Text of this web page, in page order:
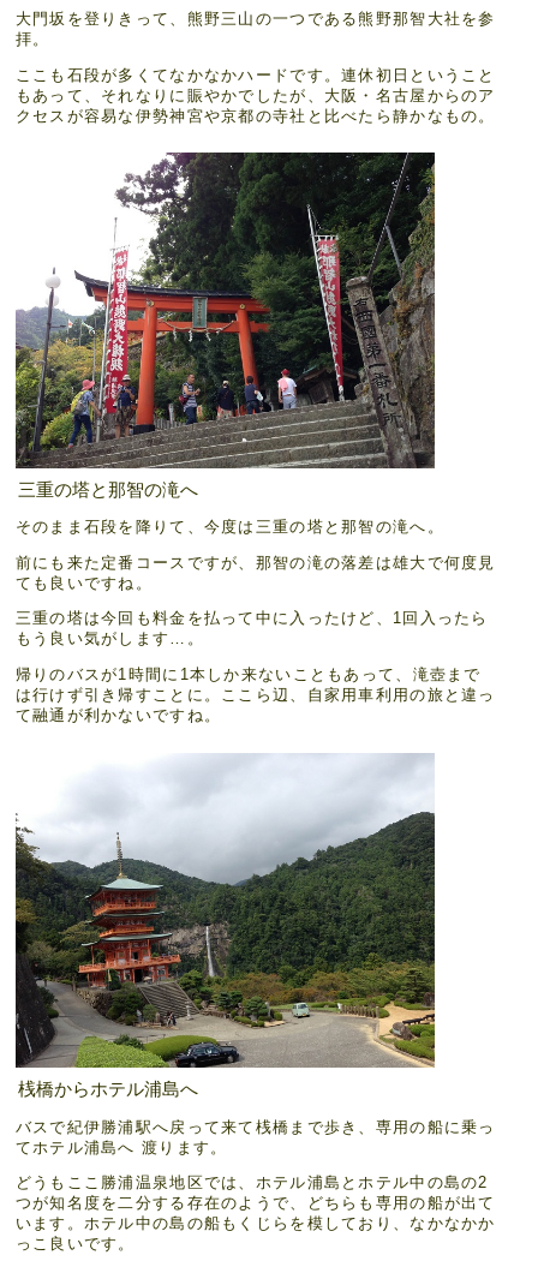
大門坂を登りきって、熊野三山の一つである熊野那智大社を参
拝。
ここも石段が多くてなかなかハードです。連休初日ということ
もあって、それなりに賑やかでしたが、大阪・名古屋からのア
クセスが容易な伊勢神宮や京都の寺社と比べたら静かなもの。
三重の塔と那智の滝へ
そのまま石段を降りて、今度は三重の塔と那智の滝へ。
前にも来た定番コースですが、那智の滝の落差は雄大で何度見
ても良いですね。
三重の塔は今回も料金を払って中に入ったけど、1回入ったら
もう良い気がします…。
帰りのバスが1時間に1本しか来ないこともあって、滝壺まで
は行けず引き帰すことに。ここら辺、自家用車利用の旅と違っ
て融通が利かないですね。
桟橋からホテル浦島へ
バスで紀伊勝浦駅へ戻って来て桟橋まで歩き、専用の船に乗っ
てホテル浦島へ 渡ります。
どうもここ勝浦温泉地区では、ホテル浦島とホテル中の島の2
つが知名度を二分する存在のようで、どちらも専用の船が出て
います。ホテル中の島の船もくじらを模しており、なかなかか
っこ良いです。